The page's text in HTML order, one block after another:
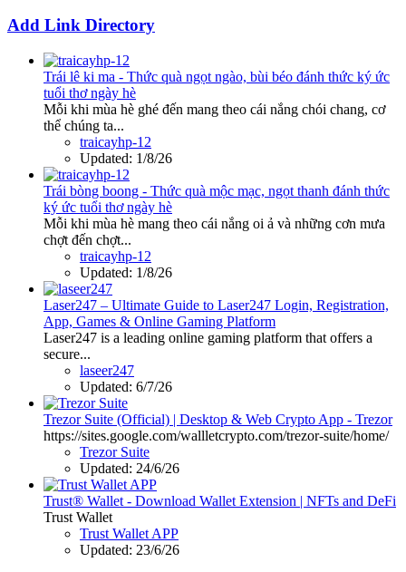
Add Link Directory
Trái lê ki ma - Thức quà ngọt ngào, bùi béo đánh thức ký ức
tuổi thơ ngày hè
Mỗi khi mùa hè ghé đến mang theo cái nắng chói chang, cơ
thể chúng ta...
traicayhp-12
Updated: 1/8/26
Trái bòng boong - Thức quà mộc mạc, ngọt thanh đánh thức
ký ức tuổi thơ ngày hè
Mỗi khi mùa hè mang theo cái nắng oi ả và những cơn mưa
chợt đến chợt...
traicayhp-12
Updated: 1/8/26
Laser247 – Ultimate Guide to Laser247 Login, Registration,
App, Games & Online Gaming Platform
Laser247 is a leading online gaming platform that offers a
secure...
laseer247
Updated: 6/7/26
Trezor Suite (Official) | Desktop & Web Crypto App - Trezor
https://sites.google.com/wallletcrypto.com/trezor-suite/home/
Trezor Suite
Updated: 24/6/26
Trust® Wallet - Download Wallet Extension | NFTs and DeFi
Trust Wallet
Trust Wallet APP
Updated: 23/6/26